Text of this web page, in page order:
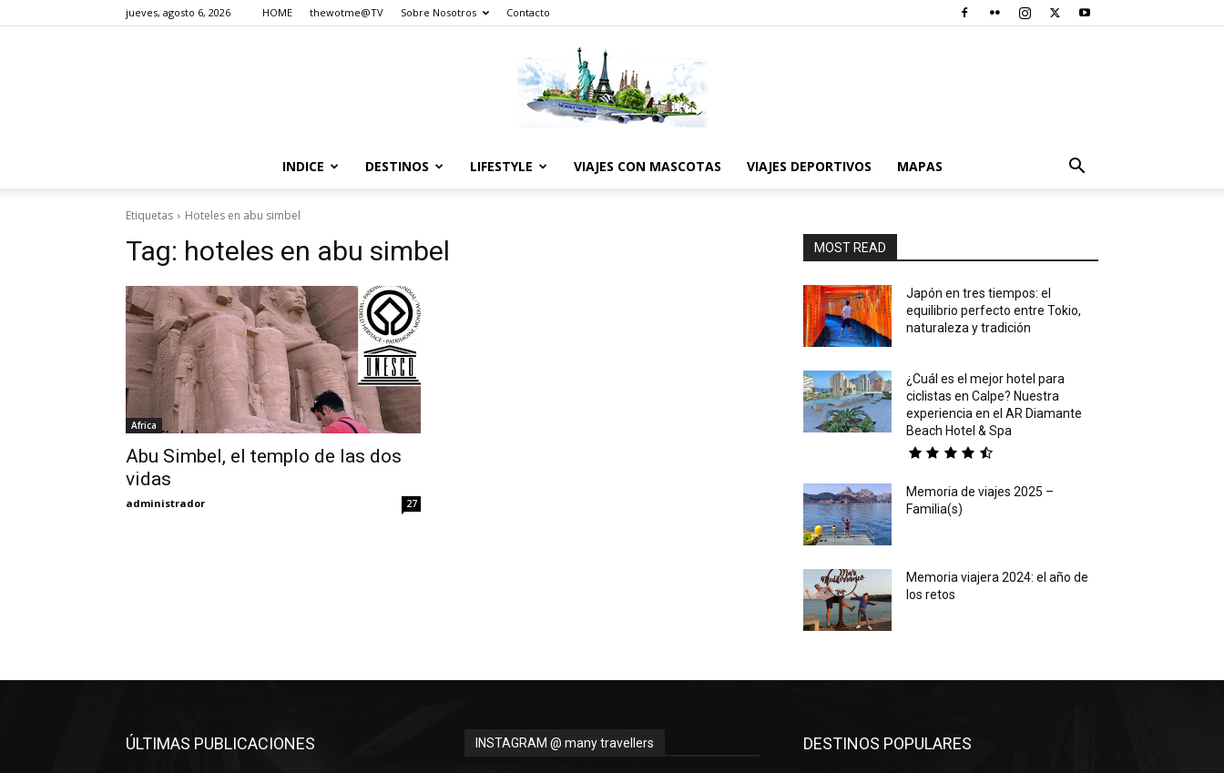
jueves, agosto 6, 2026 HOME thewotme@TV Sobre Nosotros Contacto
INDICE DESTINOS LIFESTYLE VIAJES CON MASCOTAS VIAJES DEPORTIVOS MAPAS
Etiquetas Hoteles en abu simbel
Tag: hoteles en abu simbel
Africa
Abu Simbel, el templo de las dos
vidas
administrador 27
MOST READ
Japón en tres tiempos: el
equilibrio perfecto entre Tokio,
naturaleza y tradición
¿Cuál es el mejor hotel para
ciclistas en Calpe? Nuestra
experiencia en el AR Diamante
Beach Hotel & Spa
Memoria de viajes 2025 –
Familia(s)
Memoria viajera 2024: el año de
los retos
ÚLTIMAS PUBLICACIONES INSTAGRAM @ many travellers DESTINOS POPULARES